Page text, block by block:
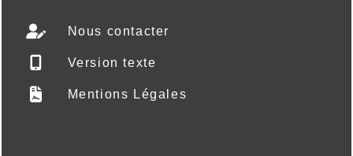
Nous contacter
Version texte
Mentions Légales